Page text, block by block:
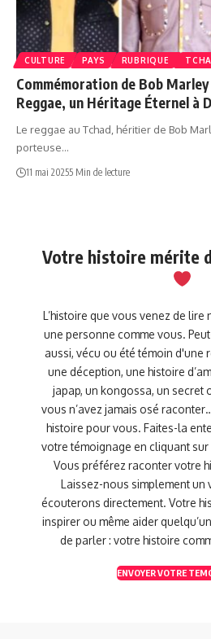
CULTURE PAYS RUBRIQUE
Commémoration de Bob Marley
Reggae, un Héritage Éternel à
Le reggae au Tchad, héritier de Bob
porteuse…
11 mai 20255 Min de lecture
Votre histoire mérite
L’histoire que vous venez de
une personne comme vous.
aussi, vécu ou été témoin d'une
une déception, une histoire
japap, un kongossa, un secret
vous n’avez jamais osé
histoire pour vous. Faites-la
votre témoignage en cliquant
Vous préférez raconter votre
Laissez-nous simplement un
écouterons directement. Votre
inspirer ou même aider
de parler : votre histoire
ENVOYER VOTRE